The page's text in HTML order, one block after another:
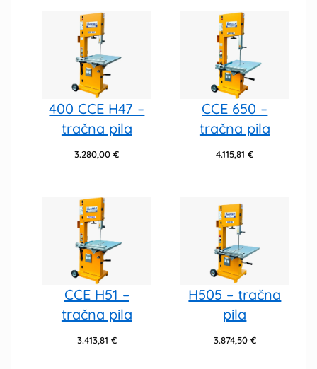
400 CCE H47 –
tračna pila
3.280,00€
CCE 650 –
tračna pila
4.115,81€
CCE H51 –
tračna pila
3.413,81 €
H505 – tračna
pila
3.874,50 €